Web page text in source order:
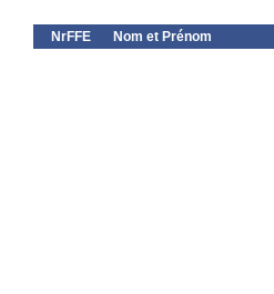
NrFFE Nom et Prénom